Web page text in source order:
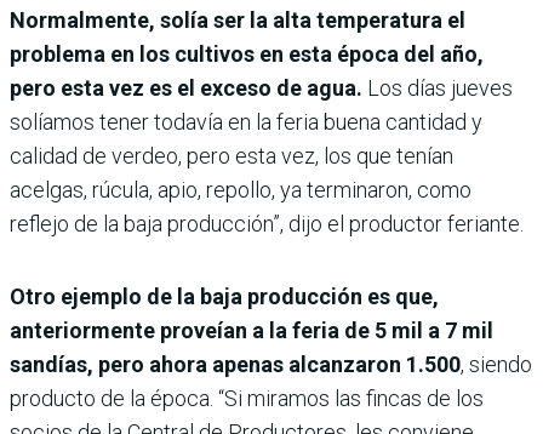
Normalmente, solía ser la alta temperatura el
problema en los cultivos en esta época del año,
pero esta vez es el exceso de agua. Los días jueves
solíamos tener todavía en la feria buena cantidad y
calidad de verdeo, pero esta vez, los que tenían
acelgas, rúcula, apio, repollo, ya terminaron, como
reflejo de la baja producción”, dijo el productor feriante.
Otro ejemplo de la baja producción es que,
anteriormente proveían a la feria de 5 mil a 7 mil
sandías, pero ahora apenas alcanzaron 1.500, siendo
producto de la época. “Si miramos las fincas de los